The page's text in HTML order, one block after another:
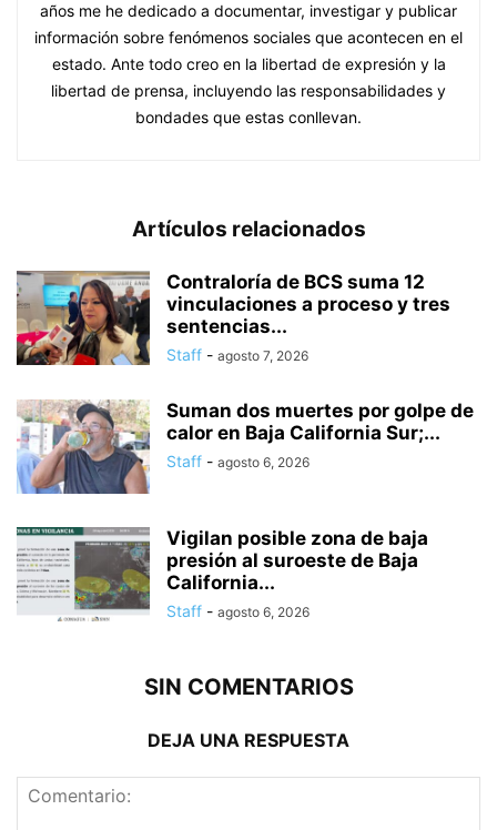
años me he dedicado a documentar, investigar y publicar
información sobre fenómenos sociales que acontecen en el
estado. Ante todo creo en la libertad de expresión y la
libertad de prensa, incluyendo las responsabilidades y
bondades que estas conllevan.
Artículos relacionados
Contraloría de BCS suma 12
vinculaciones a proceso y tres
sentencias...
Staff - agosto 7, 2026
Suman dos muertes por golpe de
calor en Baja California Sur;...
Staff - agosto 6, 2026
Vigilan posible zona de baja
presión al suroeste de Baja
California...
Staff - agosto 6, 2026
SIN COMENTARIOS
DEJA UNA RESPUESTA